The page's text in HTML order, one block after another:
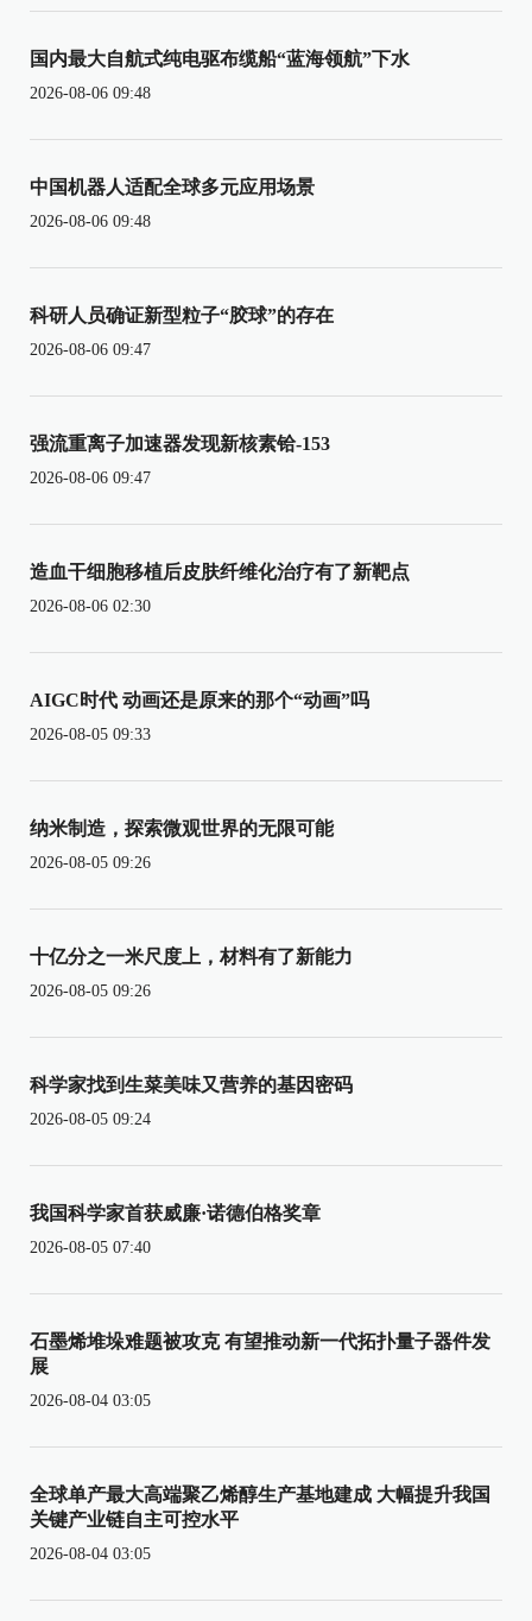
国内最大自航式纯电驱布缆船“蓝海领航”下水
2026-08-06 09:48
中国机器人适配全球多元应用场景
2026-08-06 09:48
科研人员确证新型粒子“胶球”的存在
2026-08-06 09:47
强流重离子加速器发现新核素铪-153
2026-08-06 09:47
造血干细胞移植后皮肤纤维化治疗有了新靶点
2026-08-06 02:30
AIGC时代 动画还是原来的那个“动画”吗
2026-08-05 09:33
纳米制造，探索微观世界的无限可能
2026-08-05 09:26
十亿分之一米尺度上，材料有了新能力
2026-08-05 09:26
科学家找到生菜美味又营养的基因密码
2026-08-05 09:24
我国科学家首获威廉·诺德伯格奖章
2026-08-05 07:40
石墨烯堆垛难题被攻克 有望推动新一代拓扑量子器件发
展
2026-08-04 03:05
全球单产最大高端聚乙烯醇生产基地建成 大幅提升我国
关键产业链自主可控水平
2026-08-04 03:05